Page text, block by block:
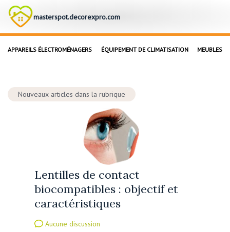
masterspot.decorexpro.com
APPAREILS ÉLECTROMÉNAGERS ÉQUIPEMENT DE CLIMATISATION MEUBLES
Nouveaux articles dans la rubrique
Lentilles de contact
biocompatibles : objectif et
caractéristiques
Aucune discussion